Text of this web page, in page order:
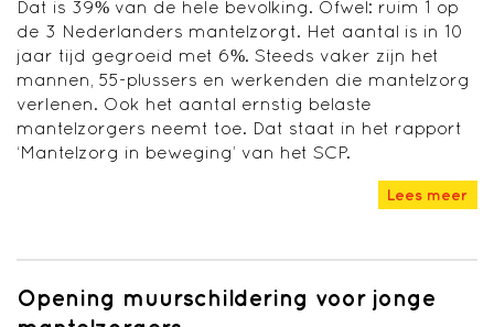
Dat is 39% van de hele bevolking. Ofwel: ruim 1 op
de 3 Nederlanders mantelzorgt. Het aantal is in 10
jaar tijd gegroeid met 6%. Steeds vaker zijn het
mannen, 55-plussers en werkenden die mantelzorg
verlenen. Ook het aantal ernstig belaste
mantelzorgers neemt toe. Dat staat in het rapport
‘Mantelzorg in beweging’ van het SCP.
Lees meer
Opening muurschildering voor jonge